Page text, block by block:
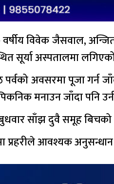
विवेक जैसवाल,
सूर्या अस्पतालमा
अवसरमा पूजा गर्न
मनाउन जाँदा पनि
साँझ दुवै समूह
प्रहरीले आवश्यक